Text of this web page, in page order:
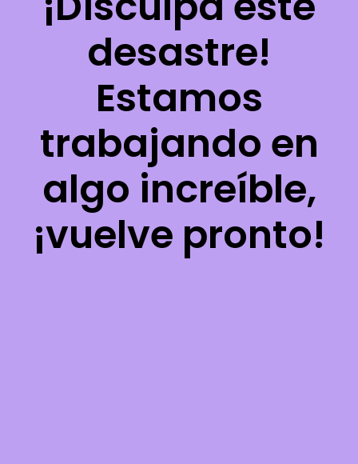
desastre!
Estamos
trabajando en
algo increíble,
¡vuelve pronto!